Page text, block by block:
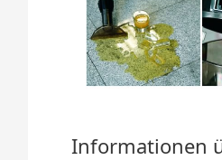
Informationen